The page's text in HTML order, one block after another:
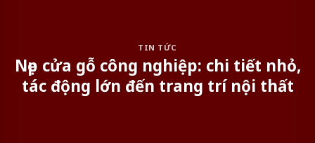
TIN TỨC
Nẹp cửa gỗ công nghiệp: chi tiết nhỏ,
tác động lớn đến trang trí nội thất